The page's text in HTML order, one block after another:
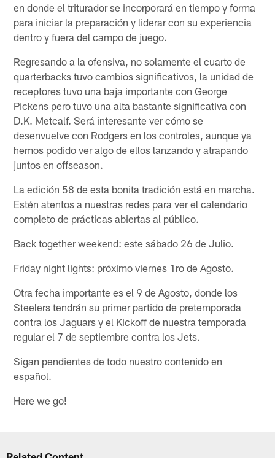
en donde el triturador se incorporará en tiempo y forma
para iniciar la preparación y liderar con su experiencia
dentro y fuera del campo de juego.
Regresando a la ofensiva, no solamente el cuarto de
quarterbacks tuvo cambios significativos, la unidad de
receptores tuvo una baja importante con George
Pickens pero tuvo una alta bastante significativa con
D.K. Metcalf. Será interesante ver cómo se
desenvuelve con Rodgers en los controles, aunque ya
hemos podido ver algo de ellos lanzando y atrapando
juntos en offseason.
La edición 58 de esta bonita tradición está en marcha.
Estén atentos a nuestras redes para ver el calendario
completo de prácticas abiertas al público.
Back together weekend: este sábado 26 de Julio.
Friday night lights: próximo viernes 1ro de Agosto.
Otra fecha importante es el 9 de Agosto, donde los
Steelers tendrán su primer partido de pretemporada
contra los Jaguars y el Kickoff de nuestra temporada
regular el 7 de septiembre contra los Jets.
Sigan pendientes de todo nuestro contenido en
español.
Here we go!